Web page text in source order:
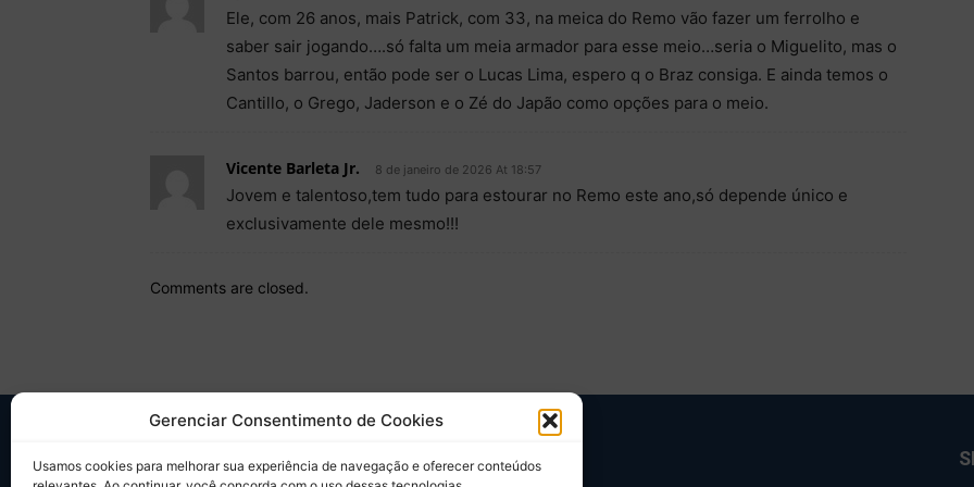
Gerenciar Consentimento de Cookies
Usamos cookies para melhorar sua experiência de navegação e oferecer conteúdos
Ele, com 26 anos, mais Patrick, com 33, na meica do Remo vão fazer um ferrolho e
saber sair jogando….só falta um meia armador para esse meio…seria o Miguelito, mas o
Santos barrou, então pode ser o Lucas Lima, espero q o Braz consiga. E ainda temos o
Cantillo, o Grego, Jaderson e o Zé do Japão como opções para o meio.
Vicente Barleta Jr. 8 de janeiro de 2026 At 18:57
Jovem e talentoso,tem tudo para estourar no Remo este ano,só depende único e
exclusivamente dele mesmo!!!
Comments are closed.
SOBRE NÓS